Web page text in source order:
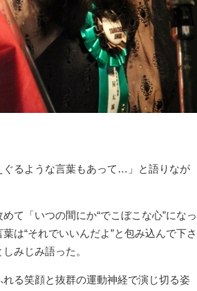
ぐるような言葉もあって…」と語りなが
て「いつの間にか“でこぼこな心”になっ
は“それでいいんだよ”と包み込んで下さ
みじみ語った。
る笑顔と抜群の運動神経で演じ切る姿